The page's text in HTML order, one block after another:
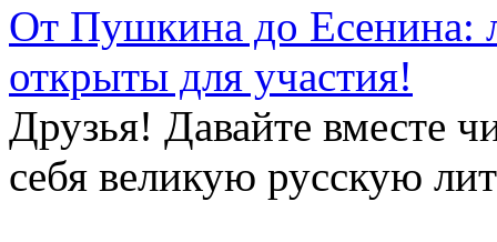
От Пушкина до Есенина:
открыты для участия!
Друзья! Давайте вместе
себя великую русскую